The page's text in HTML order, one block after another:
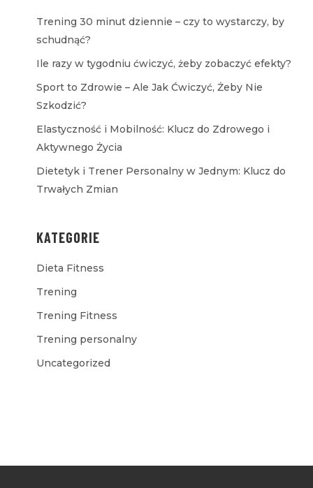
Trening 30 minut dziennie – czy to wystarczy, by
schudnąć?
Ile razy w tygodniu ćwiczyć, żeby zobaczyć efekty?
Sport to Zdrowie – Ale Jak Ćwiczyć, Żeby Nie
Szkodzić?
Elastyczność i Mobilność: Klucz do Zdrowego i
Aktywnego Życia
Dietetyk i Trener Personalny w Jednym: Klucz do
Trwałych Zmian
KATEGORIE
Dieta Fitness
Trening
Trening Fitness
Trening personalny
Uncategorized